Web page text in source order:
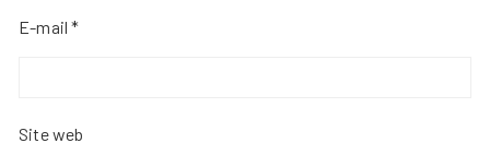
E-mail*
Site web